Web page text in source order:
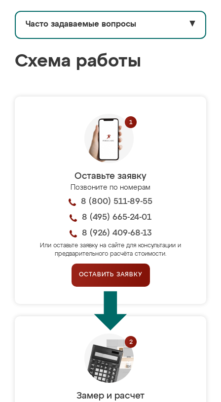
Часто задаваемые вопросы ▼
Схема работы
Оставьте заявку
Позвоните по номерам
8 (800) 511-89-55
8 (495) 665-24-01
8 (926) 409-68-13
Или оставьте заявку на сайте для консультации и
предварительного расчёта стоимости.
ОСТАВИТЬ ЗАЯВКУ
Замер и расчет